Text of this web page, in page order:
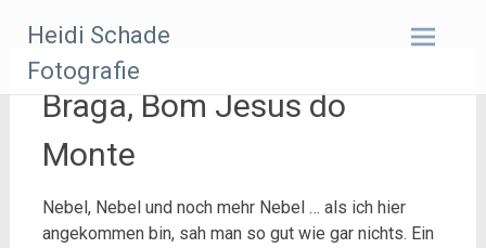
Inhalt
springen
Heidi Schade
Fotografie
Braga, Bom Jesus do
Monte
Nebel, Nebel und noch mehr Nebel … als ich hier
angekommen bin, sah man so gut wie gar nichts. Ein